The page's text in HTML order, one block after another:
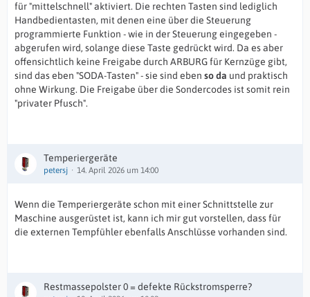
für "mittelschnell" aktiviert. Die rechten Tasten sind lediglich
Handbedientasten, mit denen eine über die Steuerung
programmierte Funktion - wie in der Steuerung eingegeben -
abgerufen wird, solange diese Taste gedrückt wird. Da es aber
offensichtlich keine Freigabe durch ARBURG für Kernzüge gibt,
sind das eben "SODA-Tasten" - sie sind eben so da und praktisch
ohne Wirkung. Die Freigabe über die Sondercodes ist somit rein
"privater Pfusch".
Temperiergeräte
petersj 14. April 2026 um 14:00
Wenn die Temperiergeräte schon mit einer Schnittstelle zur
Maschine ausgerüstet ist, kann ich mir gut vorstellen, dass für
die externen Tempfühler ebenfalls Anschlüsse vorhanden sind.
Restmassepolster 0 = defekte Rückstromsperre?